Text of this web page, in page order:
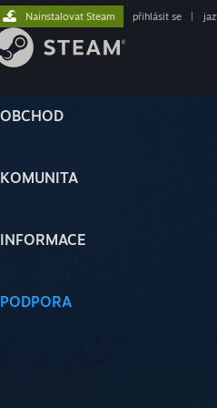
OBCHOD
KOMUNITA
INFORMACE
PODPORA
Nainstalovat Steam přihlásit se